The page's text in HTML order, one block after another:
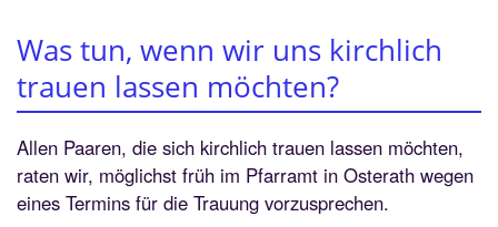
Was tun, wenn wir uns kirchlich
trauen lassen möchten?
Allen Paaren, die sich kirchlich trauen lassen möchten,
raten wir, möglichst früh im Pfarramt in Osterath wegen
eines Termins für die Trauung vorzusprechen.